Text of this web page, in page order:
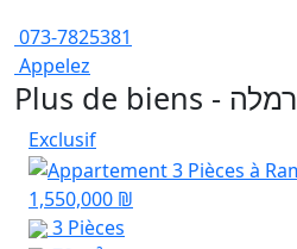
073-7825381
Appelez
Plus de biens - רמלה
Exclusif
1,550,000 ₪
3 Pièces